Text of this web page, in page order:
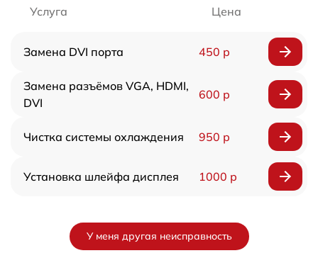
Услуга Цена
Замена DVI порта 450 р
Замена разъёмов VGA, HDMI,
DVI
600 р
Чистка системы охлаждения 950 р
Установка шлейфа дисплея 1000 р
У меня другая неисправность